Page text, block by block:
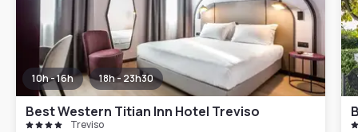
10h - 16h 18h - 23h30
Best Western Titian Inn Hotel Treviso
Treviso